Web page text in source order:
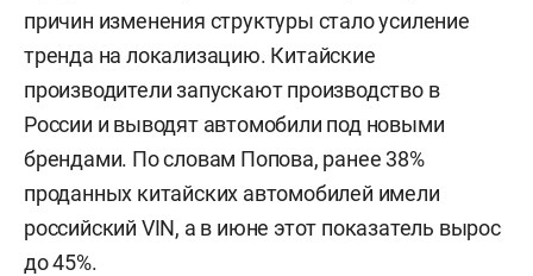
причин изменения структуры стало усиление
тренда на локализацию. Китайские
производители запускают производство в
России и выводят автомобили под новыми
брендами. По словам Попова, ранее 38%
проданных китайских автомобилей имели
российский VIN, а в июне этот показатель вырос
до 45%.